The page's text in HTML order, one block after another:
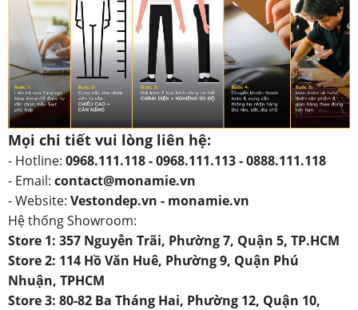
Mọi chi tiết vui lòng liên hệ:
- Hotline: 0968.111.118 - 0968.111.113 - 0888.111.118
- Email: contact@monamie.vn
- Website: Vestondep.vn - monamie.vn
Hệ thống Showroom:
Store 1: 357 Nguyễn Trãi, Phường 7, Quận 5, TP.HCM
Store 2: 114 Hồ Văn Huê, Phường 9, Quận Phú
Nhuận, TPHCM
Store 3: 80-82 Ba Tháng Hai, Phường 12, Quận 10,